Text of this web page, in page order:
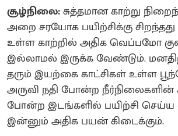
சூழ்நிலை:சுத்தமான காற்று
அறை சரயோக பயிற்சிக்கு
உள்ள காற்றில் அதிக வெப்பமோ
இல்லாமல் இருக்க வேண்டும்.
தரும் இயற்கை காட்சிகள் உள்ள
அருவி நதி போன்ற நீர்நிலைகளின்
போன்ற இடங்களில் பயிற்சி செய்ய
இன்னும் அதிக பயன் கிடைக்கும்.